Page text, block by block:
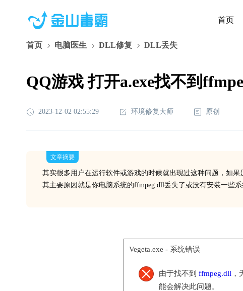
首页
首页 电脑医生 DLL修复 DLL丢失
QQ游戏 打开a.exe找不到
2023-12-02 02:55:29 环境修复大师 原创
文章摘要
其实很多用户在运行软件或游戏的时候就出现过这种问题，如
其主要原因就是你电脑系统的ffmpeg.dll丢失了或没有安装一些系
Vegeta.exe - 系统错误
由于找不到 ffmpeg.dll
能会解决此问题。